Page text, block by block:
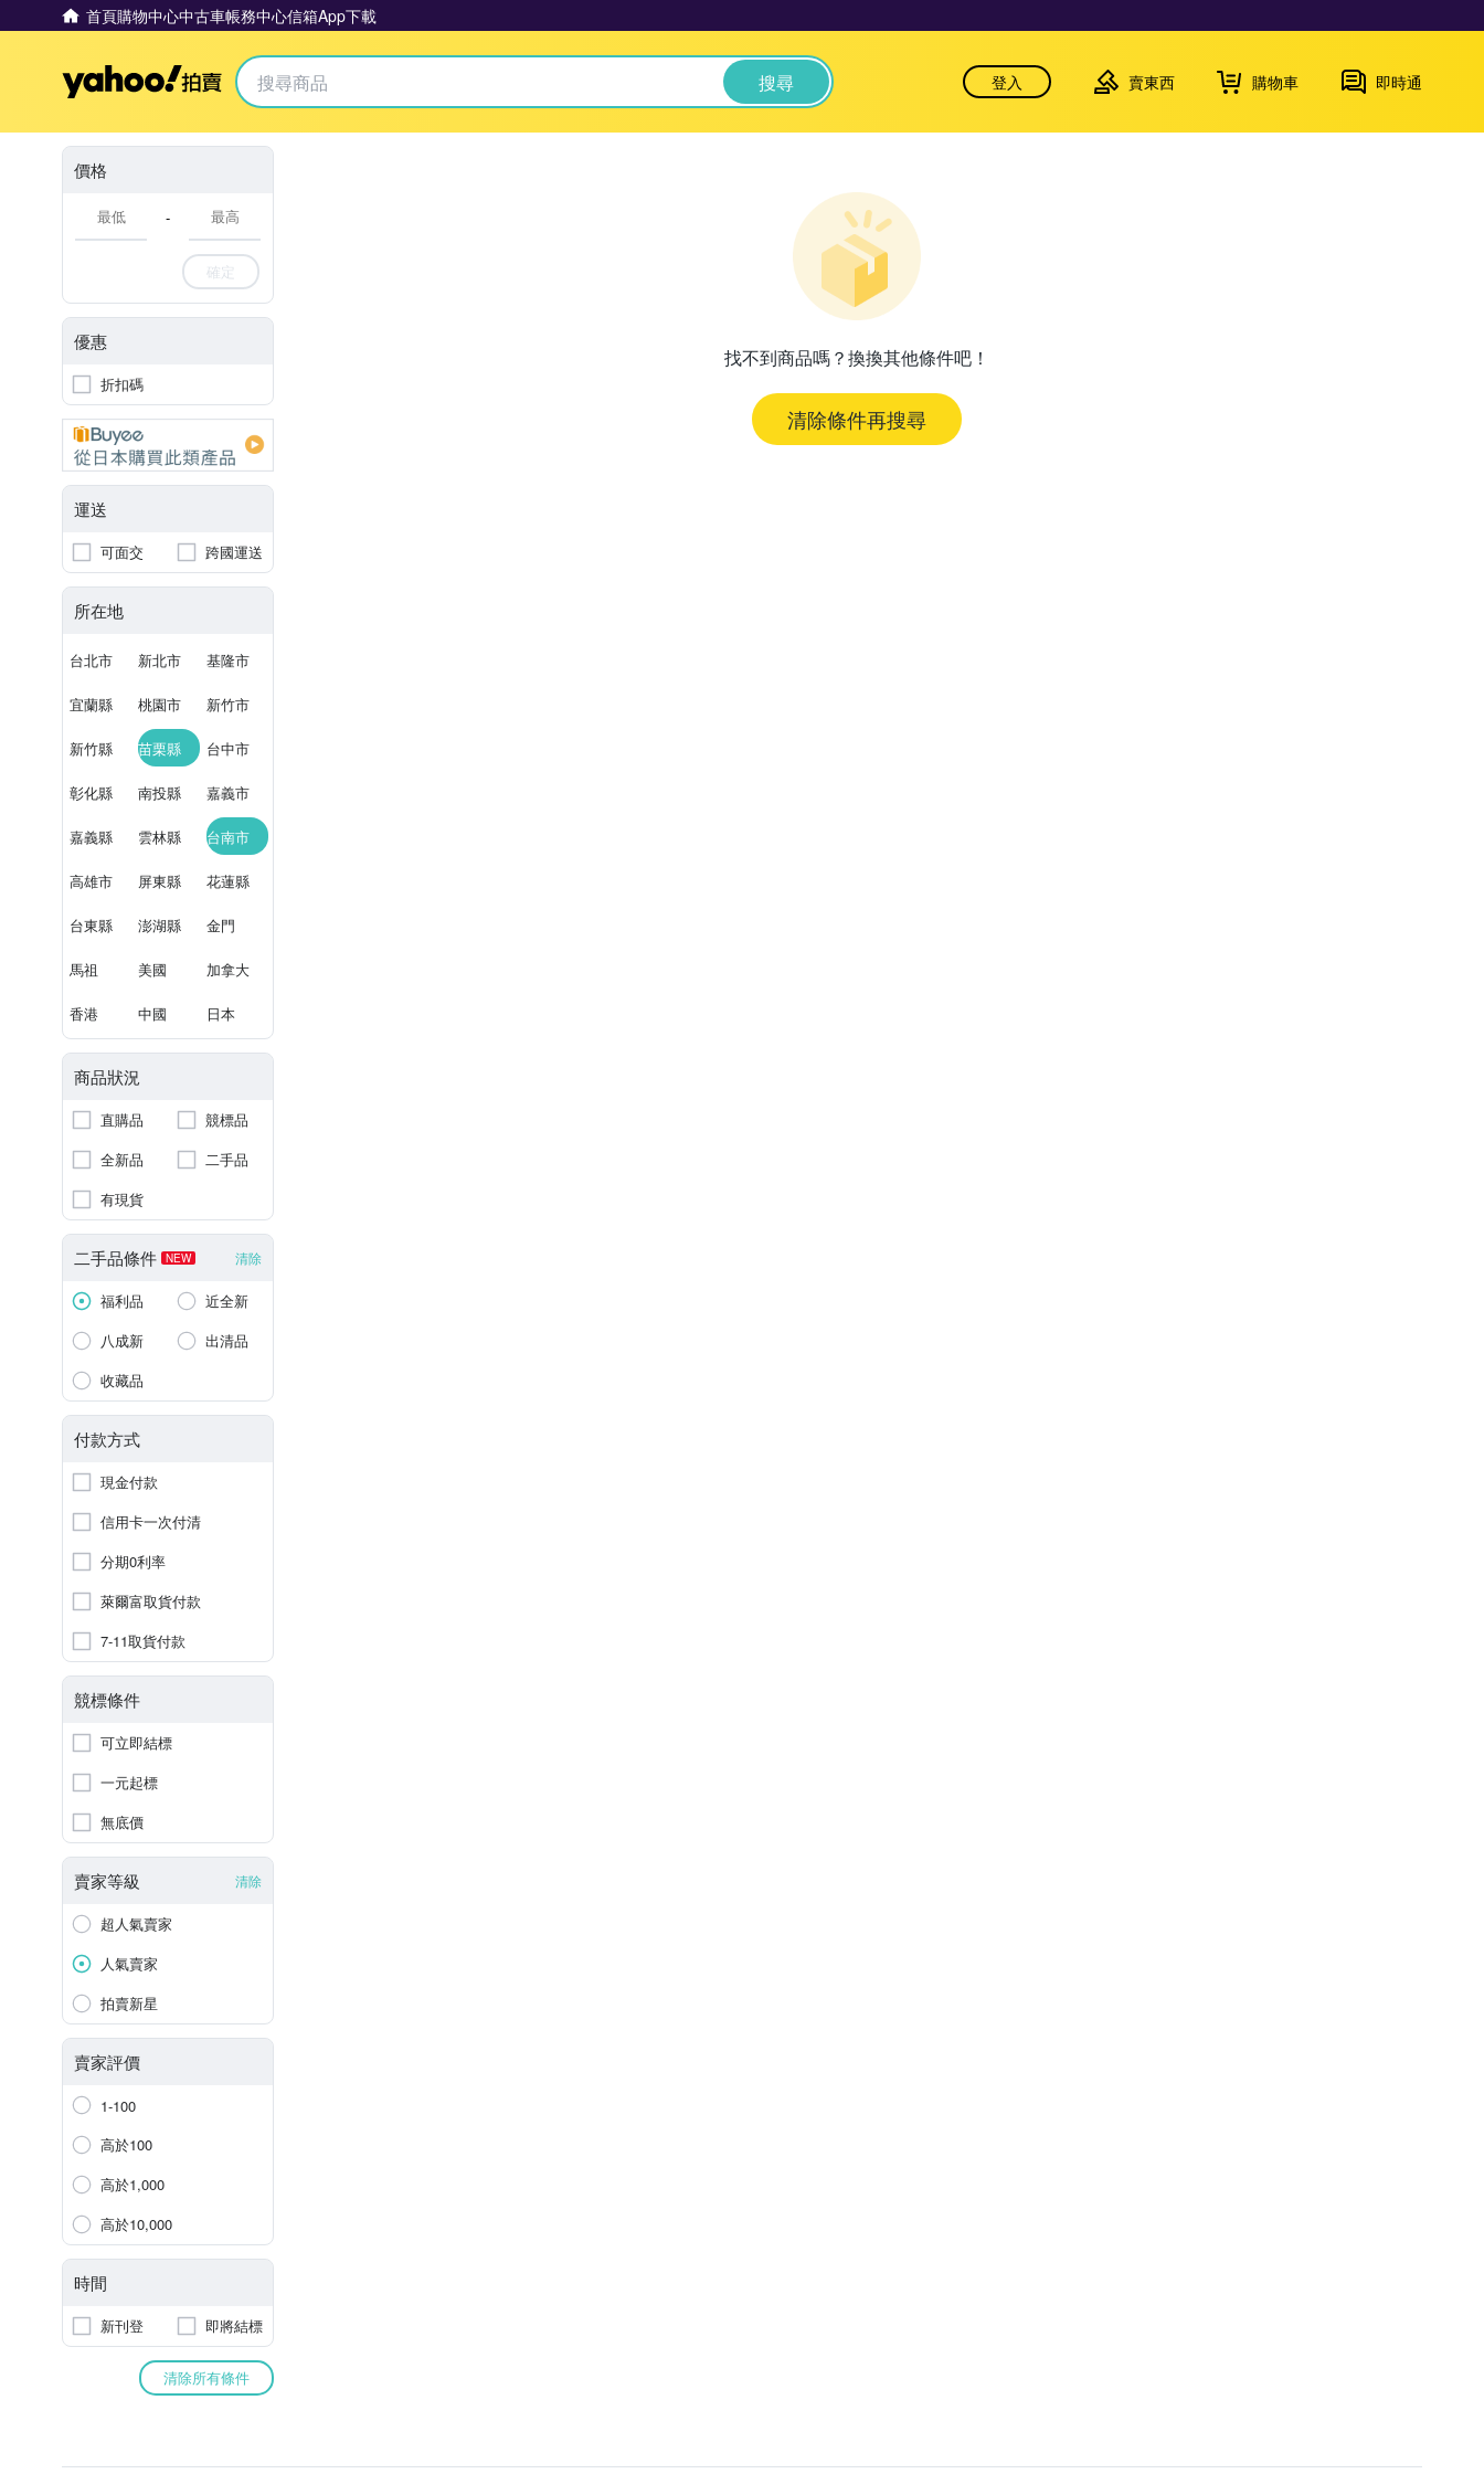
首頁購物中心中古車帳務中心信箱App下載
Yahoo拍賣 搜尋 登入 賣東西 購物車 即時通
價格
-
確定
優惠
折扣碼
運送
可面交 跨國運送
所在地
台北市 新北市 基隆市
宜蘭縣 桃園市 新竹市
新竹縣 苗栗縣 台中市
彰化縣 南投縣 嘉義市
嘉義縣 雲林縣 台南市
高雄市 屏東縣 花蓮縣
台東縣 澎湖縣 金門
馬祖 美國 加拿大
香港 中國 日本
商品狀況
直購品
競標品
全新品
二手品
有現貨
二手品條件 NEW 清除
福利品
近全新
八成新
出清品
收藏品
付款方式
現金付款
信用卡一次付清
分期0利率
萊爾富取貨付款
7-11取貨付款
競標條件
可立即結標
一元起標
無底價
賣家等級 清除
超人氣賣家
人氣賣家
拍賣新星
賣家評價
1-100
高於100
高於1,000
高於10,000
時間
新刊登 即將結標
清除所有條件
找不到商品嗎？換換其他條件吧！
清除條件再搜尋